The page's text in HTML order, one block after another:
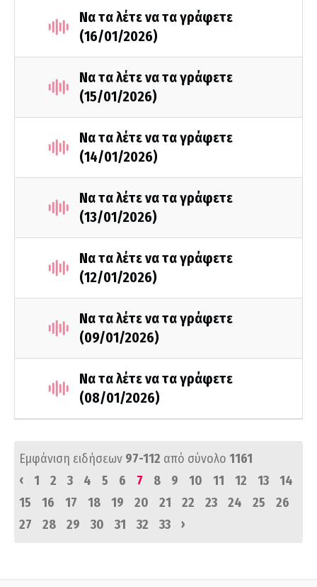
Να τα λέτε να τα γράφετε
(16/01/2026)
Να τα λέτε να τα γράφετε
(15/01/2026)
Να τα λέτε να τα γράφετε
(14/01/2026)
Να τα λέτε να τα γράφετε
(13/01/2026)
Να τα λέτε να τα γράφετε
(12/01/2026)
Να τα λέτε να τα γράφετε
(09/01/2026)
Να τα λέτε να τα γράφετε
(08/01/2026)
Εμφάνιση ειδήσεων 97-112 από σύνολο 1161
‹
1 2 3 4 5 6 7 8 9 10 11 12 13
14
15
16 17 18 19 20 21 22 23 24 25
26
27
28 29 30 31 32 33 ›